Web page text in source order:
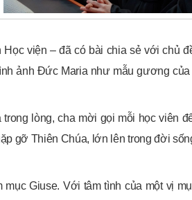
viện – đã có bài chia sẻ với chủ
ảnh Đức Maria như mẫu gương
lòng, cha mời gọi mỗi học viên
gỡ Thiên Chúa, lớn lên trong đời
Giuse. Với tâm tình của một vị